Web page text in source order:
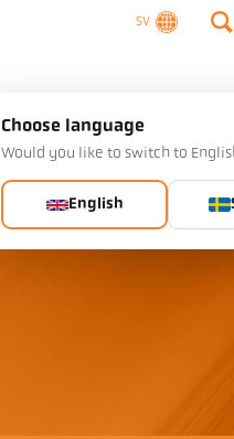
SV
Företag Kontakta
Choose language
Would you like to switch to
English